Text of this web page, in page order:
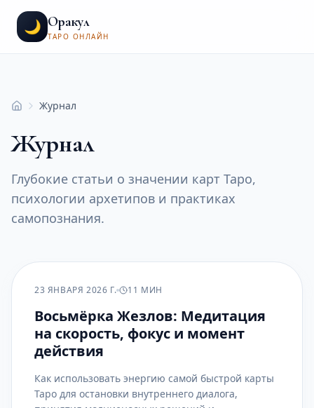
🌙 Оракул
ТАРО ОНЛАЙН
ГлавнаяЖурнал
Журнал
Глубокие статьи о значении карт Таро,
психологии архетипов и практиках
самопознания.
ПРАКТИКА
23 ЯНВАРЯ 2026 Г. 11 МИН
Восьмёрка Жезлов: Медитация
на скорость, фокус и момент
действия
Как использовать энергию самой быстрой карты
Таро для остановки внутреннего диалога,